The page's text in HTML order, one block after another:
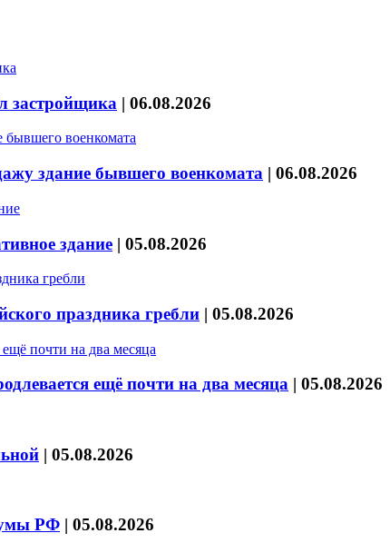
застройщика | 06.08.2026
здание бывшего военкомата | 06.08.2026
здание | 05.08.2026
праздника гребли | 05.08.2026
ещё почти на два месяца | 05.08.2026
| 05.08.2026
РФ | 05.08.2026